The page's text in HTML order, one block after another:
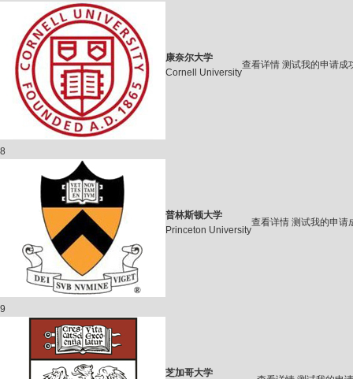
康奈尔大学
Cornell University
查看详情 测试我的申请成
8
普林斯顿大学
Princeton University
查看详情 测试我的申请
9
芝加哥大学